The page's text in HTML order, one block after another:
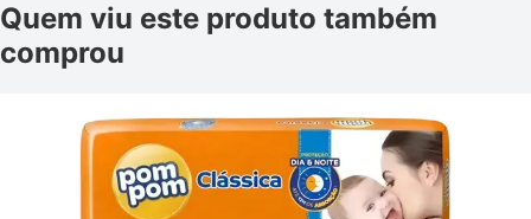
Quem viu este produto também
comprou